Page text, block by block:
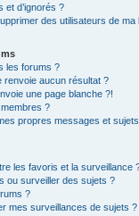
et d’ignorés ?
des utilisateurs de ma
les forums ?
renvoie aucun résultat ?
une page blanche ?!
?
propres messages et
les favoris et la surveillance
ou surveiller des sujets ?
?
mes surveillances de sujets ?